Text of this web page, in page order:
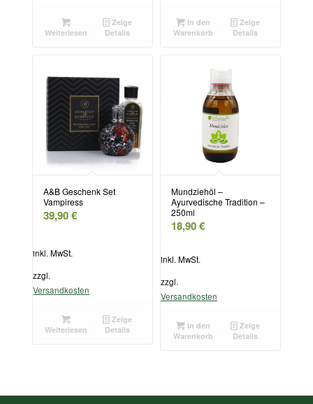
Weiterlesen
Zeige
Details
In den
Warenkorb
Zeige
Details
A&B Geschenk Set
Vampiress
39,90€
inkl. MwSt.
zzgl.
Versandkosten
Weiterlesen
Zeige
Details
Mundziehöl –
Ayurvedische Tradition –
250ml
18,90€
inkl. MwSt.
zzgl.
Versandkosten
In den
Warenkorb
Zeige
Details